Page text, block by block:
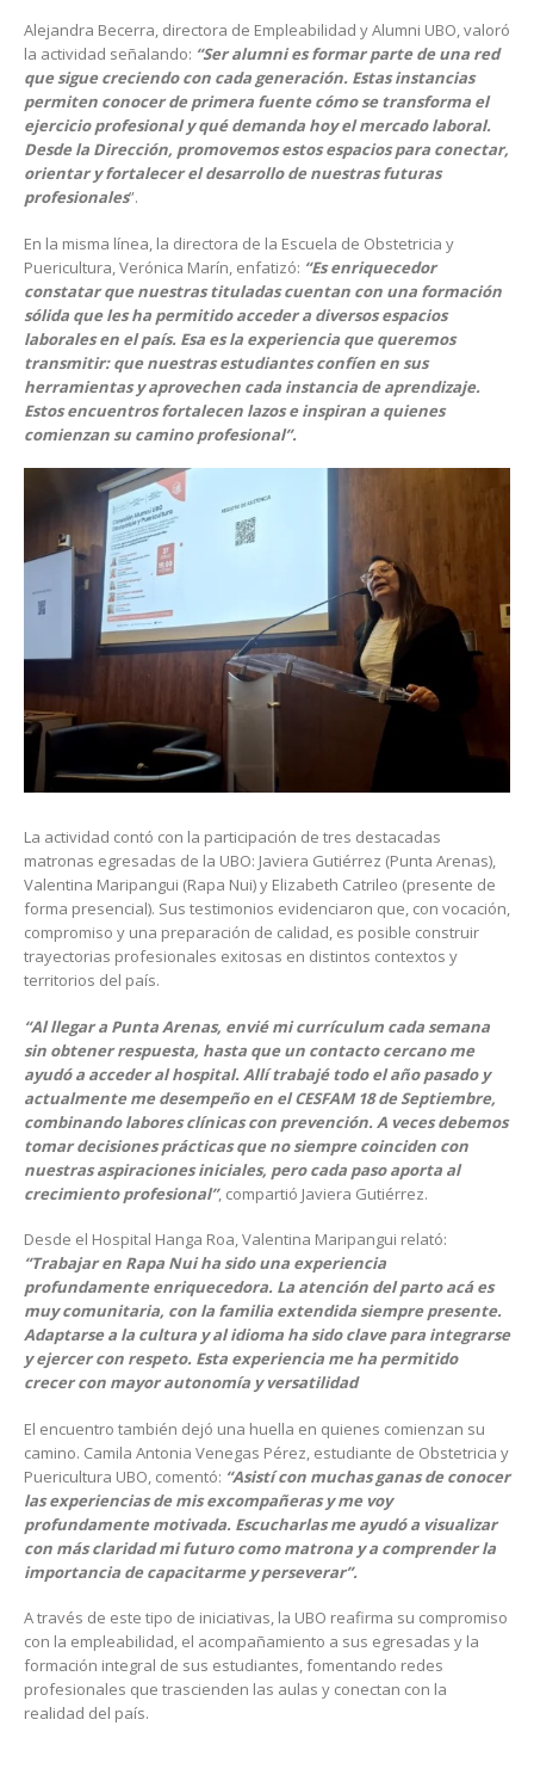
Alejandra Becerra, directora de Empleabilidad y Alumni UBO, valoró
la actividad señalando: “Ser alumni es formar parte de una red
que sigue creciendo con cada generación. Estas instancias
permiten conocer de primera fuente cómo se transforma el
ejercicio profesional y qué demanda hoy el mercado laboral.
Desde la Dirección, promovemos estos espacios para conectar,
orientar y fortalecer el desarrollo de nuestras futuras
profesionales”.
En la misma línea, la directora de la Escuela de Obstetricia y
Puericultura, Verónica Marín, enfatizó: “Es enriquecedor
constatar que nuestras tituladas cuentan con una formación
sólida que les ha permitido acceder a diversos espacios
laborales en el país. Esa es la experiencia que queremos
transmitir: que nuestras estudiantes confíen en sus
herramientas y aprovechen cada instancia de aprendizaje.
Estos encuentros fortalecen lazos e inspiran a quienes
comienzan su camino profesional”.
La actividad contó con la participación de tres destacadas
matronas egresadas de la UBO: Javiera Gutiérrez (Punta Arenas),
Valentina Maripangui (Rapa Nui) y Elizabeth Catrileo (presente de
forma presencial). Sus testimonios evidenciaron que, con vocación,
compromiso y una preparación de calidad, es posible construir
trayectorias profesionales exitosas en distintos contextos y
territorios del país.
“Al llegar a Punta Arenas, envié mi currículum cada semana
sin obtener respuesta, hasta que un contacto cercano me
ayudó a acceder al hospital. Allí trabajé todo el año pasado y
actualmente me desempeño en el CESFAM 18 de Septiembre,
combinando labores clínicas con prevención. A veces debemos
tomar decisiones prácticas que no siempre coinciden con
nuestras aspiraciones iniciales, pero cada paso aporta al
crecimiento profesional”, compartió Javiera Gutiérrez.
Desde el Hospital Hanga Roa, Valentina Maripangui relató:
“Trabajar en Rapa Nui ha sido una experiencia
profundamente enriquecedora. La atención del parto acá es
muy comunitaria, con la familia extendida siempre presente.
Adaptarse a la cultura y al idioma ha sido clave para integrarse
y ejercer con respeto. Esta experiencia me ha permitido
crecer con mayor autonomía y versatilidad
El encuentro también dejó una huella en quienes comienzan su
camino. Camila Antonia Venegas Pérez, estudiante de Obstetricia y
Puericultura UBO, comentó: “Asistí con muchas ganas de conocer
las experiencias de mis excompañeras y me voy
profundamente motivada. Escucharlas me ayudó a visualizar
con más claridad mi futuro como matrona y a comprender la
importancia de capacitarme y perseverar”.
A través de este tipo de iniciativas, la UBO reafirma su compromiso
con la empleabilidad, el acompañamiento a sus egresadas y la
formación integral de sus estudiantes, fomentando redes
profesionales que trascienden las aulas y conectan con la
realidad del país.